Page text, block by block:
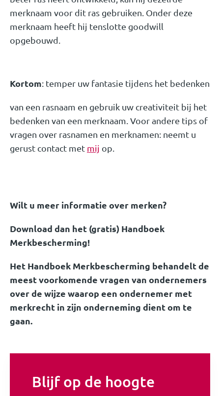
merknaam voor dit ras gebruiken. Onder deze
merknaam heeft hij tenslotte goodwill
opgebouwd.
Kortom: temper uw fantasie tijdens het bedenken
van een rasnaam en gebruik uw creativiteit bij het
bedenken van een merknaam. Voor andere tips of
vragen over rasnamen en merknamen: neemt u
gerust contact met mij op.
Wilt u meer informatie over merken?
Download dan het (gratis) Handboek
Merkbescherming!
Het Handboek Merkbescherming behandelt de
meest voorkomende vragen van ondernemers
over de wijze waarop een ondernemer met
merkrecht in zijn onderneming dient om te
gaan.
Blijf op de hoogte